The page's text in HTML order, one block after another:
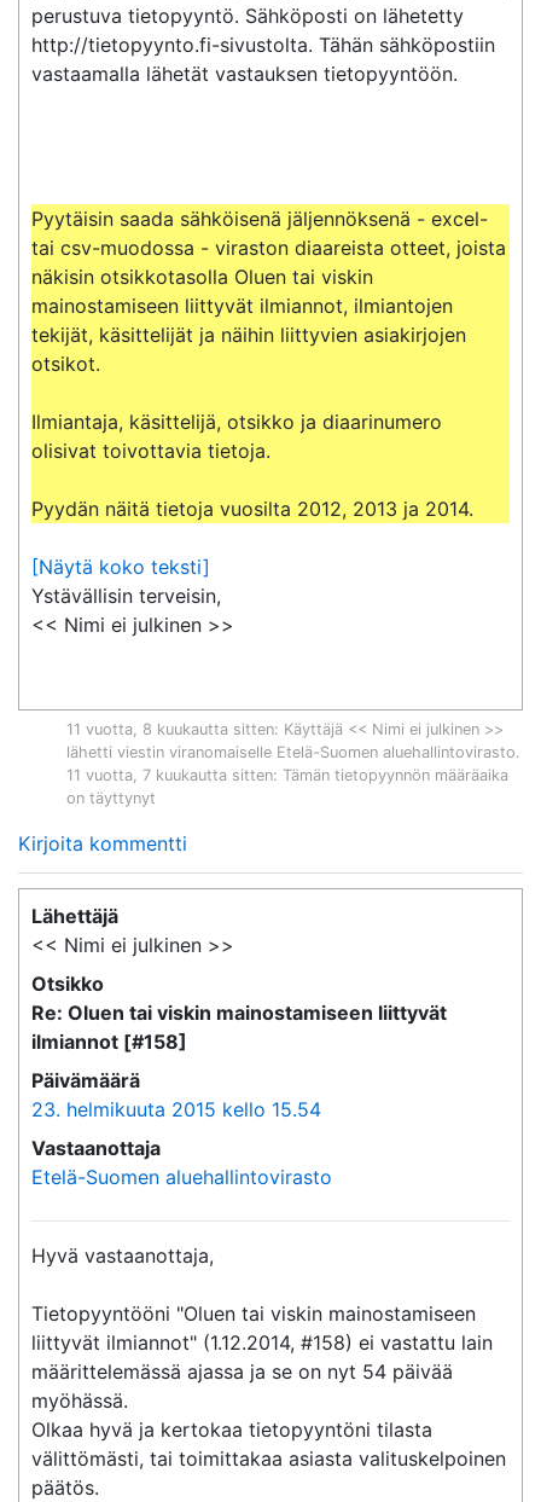
perustuva tietopyyntö. Sähköposti on lähetetty
http://tietopyynto.fi-sivustolta. Tähän sähköpostiin
vastaamalla lähetät vastauksen tietopyyntöön.
Pyytäisin saada sähköisenä jäljennöksenä - excel-
tai csv-muodossa - viraston diaareista otteet, joista
näkisin otsikkotasolla Oluen tai viskin
mainostamiseen liittyvät ilmiannot, ilmiantojen
tekijät, käsittelijät ja näihin liittyvien asiakirjojen
otsikot.
Ilmiantaja, käsittelijä, otsikko ja diaarinumero
olisivat toivottavia tietoja.
Pyydän näitä tietoja vuosilta 2012, 2013 ja 2014.
[Näytä koko teksti]
Ystävällisin terveisin,
<< Nimi ei julkinen >>
11 vuotta, 8 kuukautta sitten: Käyttäjä << Nimi ei julkinen >>
lähetti viestin viranomaiselle Etelä-Suomen aluehallintovirasto.
11 vuotta, 7 kuukautta sitten: Tämän tietopyynnön määräaika
on täyttynyt
Kirjoita kommentti
Lähettäjä
<< Nimi ei julkinen >>
Otsikko
Re: Oluen tai viskin mainostamiseen liittyvät
ilmiannot [#158]
Päivämäärä
23. helmikuuta 2015 kello 15.54
Vastaanottaja
Etelä-Suomen aluehallintovirasto
Hyvä vastaanottaja,
Tietopyyntööni "Oluen tai viskin mainostamiseen
liittyvät ilmiannot" (1.12.2014, #158) ei vastattu lain
määrittelemässä ajassa ja se on nyt 54 päivää
myöhässä.
Olkaa hyvä ja kertokaa tietopyyntöni tilasta
välittömästi, tai toimittakaa asiasta valituskelpoinen
päätös.